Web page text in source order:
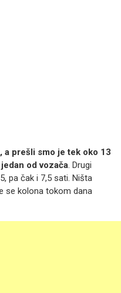
a prešli smo je tek oko 13
od vozača. Drugi
pa čak i 7,5 sati. Ništa
se kolona tokom dana